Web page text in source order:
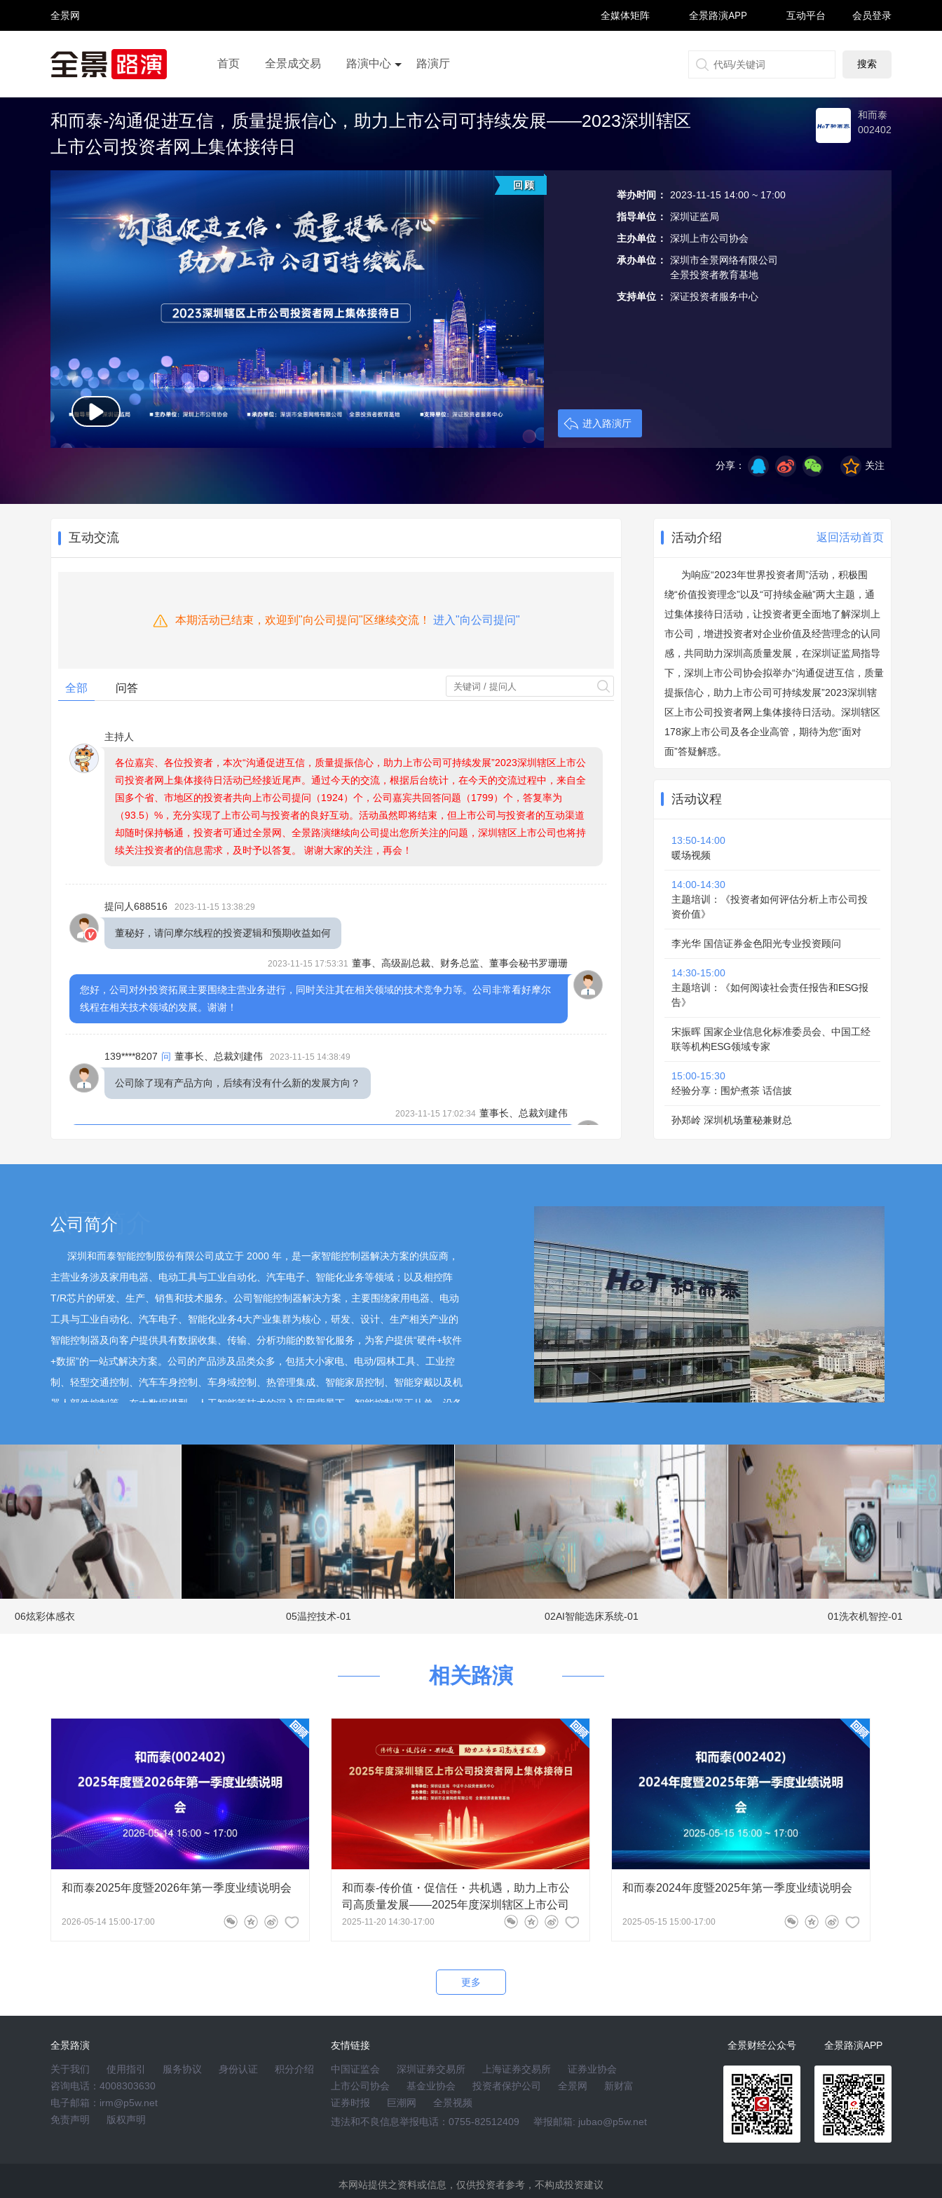
全景网 全媒体矩阵
视频号 全景网官微 微信公众号 头条号 百家号 抖音号 快手号 喜马拉雅 财富号 搜狐号 同顺号 雪球号 生活号
全景路演APP 互动平台 会员登录
首页 全景成交易 路演中心 路演厅
和而泰-沟通促进互信，质量提振信心，助力上市公司可持续发展——2023深圳辖区
上市公司投资者网上集体接待日
和而泰
002402
回顾
举办时间 ：
2023-11-15 14:00 ~ 17:00
指导单位 ：
深圳证监局
主办单位 ：
深圳上市公司协会
承办单位 ：
深圳市全景网络有限公司
全景投资者教育基地
支持单位 ： 深证投资者服务中心
进入路演厅
分享： 关注
互动交流
本期活动已结束，欢迎到"向公司提问"区继续交流！ 进入"向公司提问"
全部 问答
主持人
各位嘉宾、各位投资者，本次“沟通促进互信，质量提振信心，助力上市公司可持续发展”2023深圳辖区上市公
司投资者网上集体接待日活动已经接近尾声。通过今天的交流，根据后台统计，在今天的交流过程中，来自全
国多个省、市地区的投资者共向上市公司提问（1924）个，公司嘉宾共回答问题（1799）个，答复率为
（93.5）%，充分实现了上市公司与投资者的良好互动。活动虽然即将结束，但上市公司与投资者的互动渠道
却随时保持畅通，投资者可通过全景网、全景路演继续向公司提出您所关注的问题，深圳辖区上市公司也将持
续关注投资者的信息需求，及时予以答复。 谢谢大家的关注，再会！
提问人688516 2023-11-15 13:38:29
董秘好，请问摩尔线程的投资逻辑和预期收益如何
2023-11-15 17:53:31 董事、高级副总裁、财务总监、董事会秘书罗珊珊
您好，公司对外投资拓展主要围绕主营业务进行，同时关注其在相关领域的技术竞争力等。公司非常看好摩尔
线程在相关技术领域的发展。谢谢！
139****8207 问 董事长、总裁刘建伟 2023-11-15 14:38:49
公司除了现有产品方向，后续有没有什么新的发展方向？
2023-11-15 17:02:34 董事长、总裁刘建伟
2023-11-15 17:00:13 董事长、总裁刘建伟
您好，公司强调员工“认同认真”的价值观，认为员工和公司属于利益共同体，共同为企业创造价值。因此公司
极为重视员工的发展，为员工提供一系列的发展方案，包括不限于职业发展通道的规划、企业文化建立、员工
关系维护、薪酬福利优化、培训体系建立等。同时，通过中长期的激励机制，吸引和留住专业管理、核心技术
和业务人才，有效地将股东、公司和员工三方利益结合在一起，使各方共同关注公司的长远发展，确保公司发
展战略和经营目标的实现。谢谢！
2023-11-15 17:00:01 董事长、总裁刘建伟
您好！智能化产品市场空间巨大，且客户范围广，公司作为智能控制器产品研发+制造企业，属于中间环节，因
此对于公司而言市场发展公司还很大，目前市场占有率比例还很小。公司也会不断地挖掘新市场、开拓新客
户，获取新项目，提升市场占有率。谢谢！
189****8356
发展。公司在汽车电子业务方面主要专注于汽车车身系统相关产品的控制器，与华为不存在直接竞争关系。谢
2023-11-15 16:01:07
在竞争对手利润较大幅度下降的同时，公司利润竟然能够有小幅度的增长，这真的很不容易，请问公司是怎么
做到的呢？
2023-11-15 16:36:52 董事长、总裁刘建伟
您好！目前全球经济处于周期性的低谷，对市场需求恢复带来了阶段性的影响，公司2023年以来营业收入表现
不错，特别是基本盘业务，克服了客观困难，取得了持续增长，主要系大客户新项目订单的增长，同时，公司
产品品类在不断拓宽，应用场景不断突破，为获得新项目和新客户奠定了较好的基础。公司会持续开拓国内外
市场，加速新产品、新项目的拓展进度，提升市场占有率，为后续持续发展提供支撑。谢谢！
时履行信息披露义务，敬请关注后续披露的公告。谢谢！
请问公司有无除摩尔线程以外其他类似的投资项目，公司在选择投资项目时主要考虑哪些因素
您好，公司对外投资拓展主要围绕主营业务进行，同时关注其在相关领域的技术竞争力等。公司对外投资项目
活动介绍 返回活动首页
为响应“2023年世界投资者周”活动，积极围
绕“价值投资理念”以及“可持续金融”两大主题，通
过集体接待日活动，让投资者更全面地了解深圳上
市公司，增进投资者对企业价值及经营理念的认同
感，共同助力深圳高质量发展，在深圳证监局指导
下，深圳上市公司协会拟举办“沟通促进互信，质量
提振信心，助力上市公司可持续发展”2023深圳辖
区上市公司投资者网上集体接待日活动。深圳辖区
178家上市公司及各企业高管，期待为您“面对
面”答疑解惑。
活动议程
13:50-14:00
暖场视频
14:00-14:30
主题培训：《投资者如何评估分析上市公司投
资价值》
李光华 国信证券金色阳光专业投资顾问
14:30-15:00
主题培训：《如何阅读社会责任报告和ESG报
告》
宋振晖 国家企业信息化标准委员会、中国工经
联等机构ESG领域专家
15:00-15:30
经验分享：围炉煮茶 话信披
孙郑岭 深圳机场董秘兼财总
公司简介
深圳和而泰智能控制股份有限公司成立于 2000 年，是一家智能控制器解决方案的供应商，
主营业务涉及家用电器、电动工具与工业自动化、汽车电子、智能化业务等领域；以及相控阵
T/R芯片的研发、生产、销售和技术服务。公司智能控制器解决方案，主要围绕家用电器、电动
工具与工业自动化、汽车电子、智能化业务4大产业集群为核心，研发、设计、生产相关产业的
智能控制器及向客户提供具有数据收集、传输、分析功能的数智化服务，为客户提供“硬件+软件
+数据”的一站式解决方案。公司的产品涉及品类众多，包括大小家电、电动/园林工具、工业控
制、轻型交通控制、汽车车身控制、车身域控制、热管理集成、智能家居控制、智能穿戴以及机
器人部件控制等。在大数据模型、人工智能等技术的深入应用背景下，智能控制器正从单一设备
动调整，实现从“人控”到“智控”的跨越。公司通过结合AI技术、移动互联技术、大数据与人工智
能技术、通讯技术、传感技术等，与通用大模型链接，打造创新型智能控制产品解决方案，打破
行业界限，拓宽市场边界，形成公司智能控制器数智化的核心优势，从而实现真正的“智控”。
作为全球领先的智能控制器企业之一，公司一直秉持技术引领的核心发展战略，注重研发技
术的投入。我们的核心研发团队拥有超过 15 年的研发经验，累积申请了 2,000 多项核心专利，
使得和而泰成为全球智能控制器领域专利最多、研发团队最强大、技术方案最专业的公司之一。
公司始终坚持“三高”（高端技术、高端产品、高端市场）经营定位和“以客户为中心”的服务理
念，不断开拓新市场、新客户，是伊莱克斯、惠而浦、BSH、ARCELIK、海尔、海信、TTI、
HILTI、博格华纳、尼得科、沃尔沃、比亚迪、蔚来等全球著名终端品牌厂商在智能控制器领域
感衣 05温控技术-01 02AI智能选床系统-01 01洗衣机智控-01
相关路演
和而泰2025年度暨2026年第一季度业绩说明会
2026-05-14 15:00-17:00
和而泰-传价值・促信任・共机遇，助力上市公
司高质量发展——2025年度深圳辖区上市公司
投资者网上集体接待日
2025-11-20 14:30-17:00
和而泰2024年度暨2025年第一季度业绩说明会
2025-05-15 15:00-17:00
更多
全景路演
关于我们 使用指引 服务协议 身份认证
积分介绍
咨询电话：4008303630
电子邮箱：irm@p5w.net
免责声明
版权声明
友情链接
中国证监会 深圳证券交易所 上海证券交易所
证券业协会
上市公司协会
基金业协会 投资者保护公司 全景网
新财富
证券时报
巨潮网 全景视频
全景路演APP
全景财经公众号
违法和不良信息举报电话：0755-82512409 举报邮箱: jubao@p5w.net
本网站提供之资料或信息，仅供投资者参考，不构成投资建议